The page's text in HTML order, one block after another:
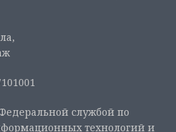
службой по
технологий и